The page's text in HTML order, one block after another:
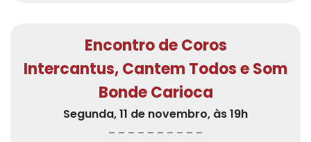
Encontro de Coros
Intercantus, Cantem Todos e Som
Bonde Carioca
Segunda, 11 de novembro, às 19h
– – – – – – – – – –